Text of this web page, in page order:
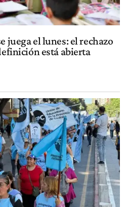
juega el lunes: el rechazo
está abierta